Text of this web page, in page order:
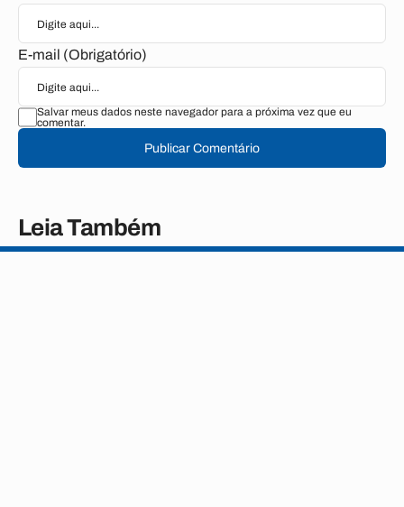
E-mail (Obrigatório)
Salvar meus dados neste navegador para a próxima vez que eu
comentar.
Publicar Comentário
Leia Também